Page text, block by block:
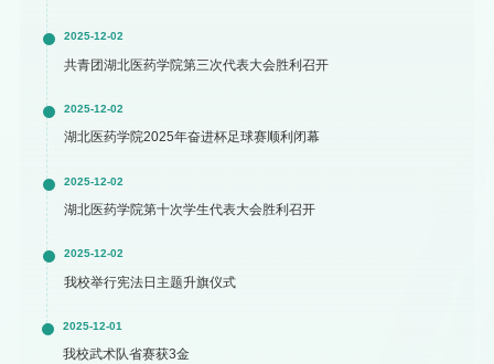
2025-12-02
共青团湖北医药学院第三次代表大会胜利召开
2025-12-02
湖北医药学院2025年奋进杯足球赛顺利闭幕
2025-12-02
湖北医药学院第十次学生代表大会胜利召开
2025-12-02
我校举行宪法日主题升旗仪式
2025-12-01
我校武术队省赛获3金